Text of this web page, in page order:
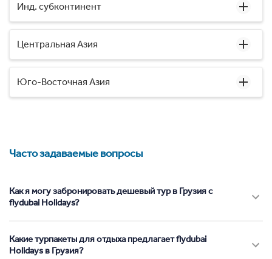
Инд. субконтинент
Центральная Азия
Юго-Восточная Азия
Часто задаваемые вопросы
Как я могу забронировать дешевый тур в Грузия с
flydubai Holidays?
Какие турпакеты для отдыха предлагает flydubai
Holidays в Грузия?